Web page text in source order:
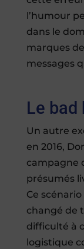
l’humour
dans le
marques
messages
Le bad
Un autre
en 2016,
campagne
présumés
Ce
changé de
difficulté à
logistique